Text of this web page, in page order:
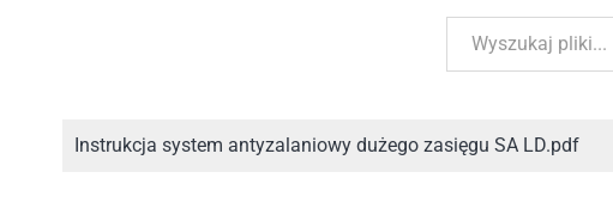
Instrukcja system antyzalaniowy dużego zasięgu SA LD.pdf